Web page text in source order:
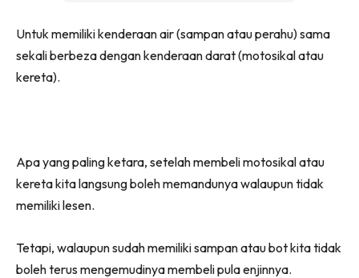
Untuk memiliki kenderaan air (sampan atau perahu) sama
sekali berbeza dengan kenderaan darat (motosikal atau
kereta).
Apa yang paling ketara, setelah membeli motosikal atau
kereta kita langsung boleh memandunya walaupun tidak
memiliki lesen.
Tetapi, walaupun sudah memiliki sampan atau bot kita tidak
boleh terus mengemudinya membeli pula enjinnya.